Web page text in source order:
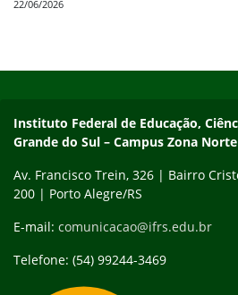
22/06/2026
Contato
Instituto Federal de Educação,
Grande do Sul – Campus Zona Norte
Av. Francisco Trein, 326 | Bairro
200 | Porto Alegre/RS
E-mail: comunicacao@ifrs.edu.br
Telefone: (54) 99244-3469